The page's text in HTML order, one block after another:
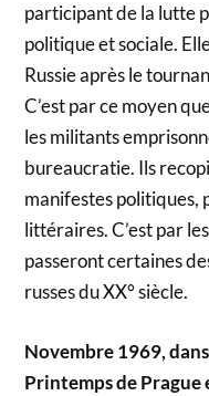
participant de la lutte
politique et sociale.
Russie après le
C’est par ce moyen
les militants
bureaucratie. Ils
manifestes politiques,
littéraires. C’est par
passeront certaines
russes du XX° siècle.
Novembre 1969,
Printemps de Prague